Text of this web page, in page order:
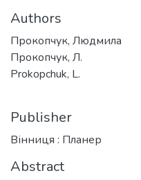
Authors
Прокопчук, Людмила
Прокопчук, Л.
Prokopchuk, L.
Publisher
Вінниця : Планер
Abstract